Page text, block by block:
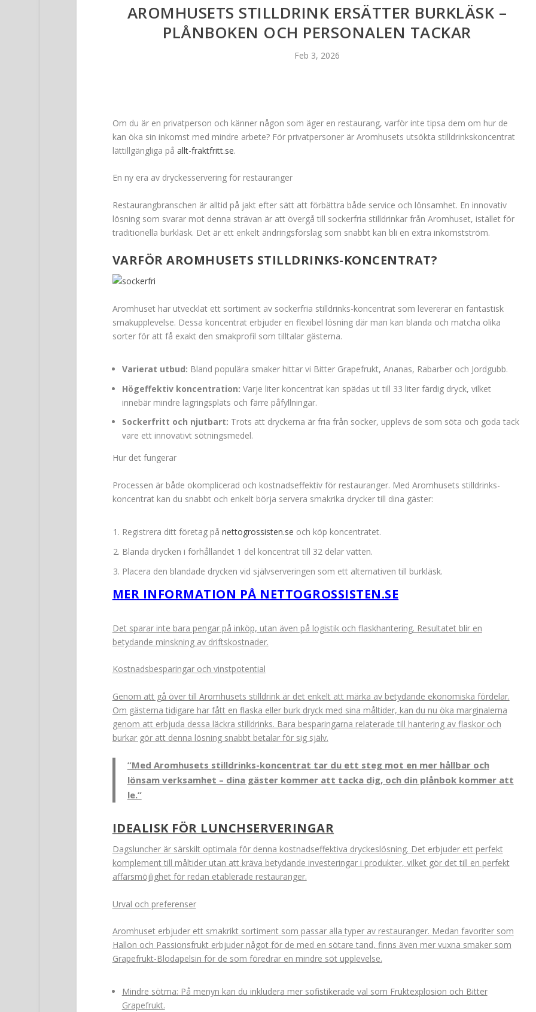
AROMHUSETS STILLDRINK ERSÄTTER BURKLÄSK –
PLÅNBOKEN OCH PERSONALEN TACKAR
Feb 3, 2026
Om du är en privatperson och känner någon som äger en restaurang, varför inte tipsa dem om hur de
kan öka sin inkomst med mindre arbete? För privatpersoner är Aromhusets utsökta stilldrinkskoncentrat
lättillgängliga på allt-fraktfritt.se.
En ny era av dryckesservering för restauranger
Restaurangbranschen är alltid på jakt efter sätt att förbättra både service och lönsamhet. En innovativ
lösning som svarar mot denna strävan är att övergå till sockerfria stilldrinkar från Aromhuset, istället för
traditionella burkläsk. Det är ett enkelt ändringsförslag som snabbt kan bli en extra inkomstström.
VARFÖR AROMHUSETS STILLDRINKS-KONCENTRAT?
Aromhuset har utvecklat ett sortiment av sockerfria stilldrinks-koncentrat som levererar en fantastisk
smakupplevelse. Dessa koncentrat erbjuder en flexibel lösning där man kan blanda och matcha olika
sorter för att få exakt den smakprofil som tilltalar gästerna.
Varierat utbud: Bland populära smaker hittar vi Bitter Grapefrukt, Ananas, Rabarber och Jordgubb.
Högeffektiv koncentration: Varje liter koncentrat kan spädas ut till 33 liter färdig dryck, vilket
innebär mindre lagringsplats och färre påfyllningar.
Sockerfritt och njutbart: Trots att dryckerna är fria från socker, upplevs de som söta och goda tack
vare ett innovativt sötningsmedel.
Hur det fungerar
Processen är både okomplicerad och kostnadseffektiv för restauranger. Med Aromhusets stilldrinks-
koncentrat kan du snabbt och enkelt börja servera smakrika drycker till dina gäster:
Registrera ditt företag på nettogrossisten.se och köp koncentratet.
Blanda drycken i förhållandet 1 del koncentrat till 32 delar vatten.
Placera den blandade drycken vid självserveringen som ett alternativen till burkläsk.
MER INFORMATION PÅ NETTOGROSSISTEN.SE
Det sparar inte bara pengar på inköp, utan även på logistik och flaskhantering. Resultatet blir en
betydande minskning av driftskostnader.
Kostnadsbesparingar och vinstpotential
Genom att gå över till Aromhusets stilldrink är det enkelt att märka av betydande ekonomiska fördelar.
Om gästerna tidigare har fått en flaska eller burk dryck med sina måltider, kan du nu öka marginalerna
genom att erbjuda dessa läckra stilldrinks. Bara besparingarna relaterade till hantering av flaskor och
burkar gör att denna lösning snabbt betalar för sig själv.
”Med Aromhusets stilldrinks-koncentrat tar du ett steg mot en mer hållbar och
lönsam verksamhet – dina gäster kommer att tacka dig, och din plånbok kommer att
le.”
IDEALISK FÖR LUNCHSERVERINGAR
Dagsluncher är särskilt optimala för denna kostnadseffektiva dryckeslösning. Det erbjuder ett perfekt
komplement till måltider utan att kräva betydande investeringar i produkter, vilket gör det till en perfekt
affärsmöjlighet för redan etablerade restauranger.
Urval och preferenser
Aromhuset erbjuder ett smakrikt sortiment som passar alla typer av restauranger. Medan favoriter som
Hallon och Passionsfrukt erbjuder något för de med en sötare tand, finns även mer vuxna smaker som
Grapefrukt-Blodapelsin för de som föredrar en mindre söt upplevelse.
Mindre sötma: På menyn kan du inkludera mer sofistikerade val som Fruktexplosion och Bitter
Grapefrukt.